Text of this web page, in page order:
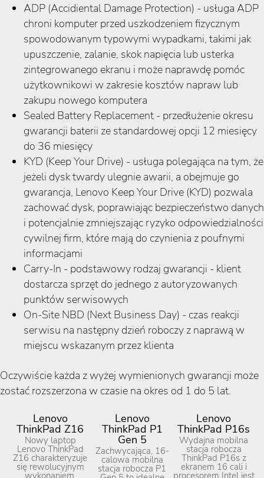
ADP (Accidiental Damage Protection) - usługa ADP
chroni komputer przed uszkodzeniem fizycznym
spowodowanym typowymi wypadkami, takimi jak
upuszczenie, zalanie, skok napięcia lub usterka
zintegrowanego ekranu i może naprawdę pomóc
użytkownikowi w zakresie kosztów napraw lub
zakupu nowego komputera
Sealed Battery Replacement - przedłużenie okresu
gwarancji baterii ze standardowej opcji 12 miesięcy
do 36 miesięcy
KYD (Keep Your Drive) - usługa polegająca na tym, że
jeżeli dysk twardy ulegnie awarii, a obejmuje go
gwarancja, Lenovo Keep Your Drive (KYD) pozwala
zachować dysk, poprawiając bezpieczeństwo danych
i potencjalnie zmniejszając ryzyko odpowiedzialności
cywilnej firm, które mają do czynienia z poufnymi
informacjami
Carry-In - podstawowy rodzaj gwarancji - klient
dostarcza sprzęt do jednego z autoryzowanych
punktów serwisowych
On-Site NBD (Next Business Day) - czas reakcji
serwisu na następny dzień roboczy z naprawą w
miejscu wskazanym przez klienta
Oczywiście każda z wyżej wymienionych gwarancji może
zostać rozszerzona w czasie na okres od 1 do 5 lat.
Lenovo
ThinkPad Z16
Nowy laptop
Lenovo ThinkPad
Z16 charakteryzuje
się rewolucyjnym
wykonaniem.
Lenovo
ThinkPad P1
Gen 5
Zachwycająca, 16-
calowa mobilna
stacja robocza P1
Lenovo
ThinkPad P16s
Wydajna mobilna
stacja robocza
ThinkPad P16s z
ekranem 16 cali i
procesorem Intel jest